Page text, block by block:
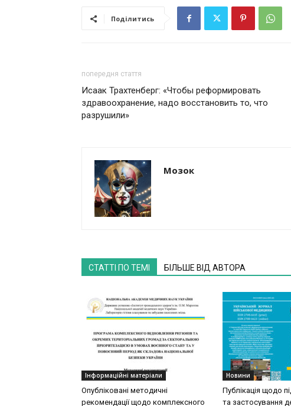
Поділитись
попередня стаття
Исаак Трахтенберг: «Чтобы реформировать
здравоохранение, надо восстановить то, что
разрушили»
Мозок
СТАТТІ ПО ТЕМІ БІЛЬШЕ ВІД АВТОРА
Інформаційні матеріали
Опубліковані методичні
рекомендації щодо комплексного
Новини
Публікація щодо
та застосування